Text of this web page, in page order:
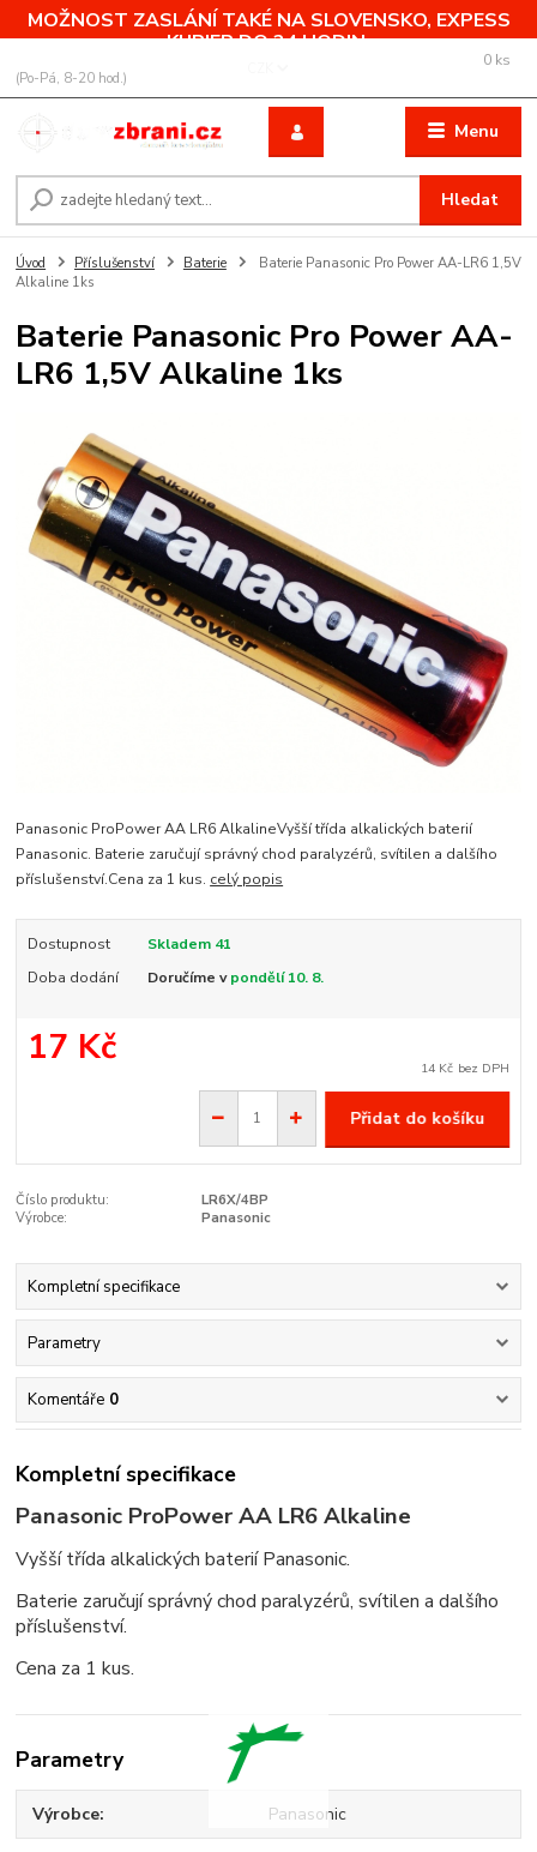
MOŽNOST ZASLÁNÍ TAKÉ NA SLOVENSKO, EXPESS
KURIER DO 24 HODIN.
Menu
Hledat
(Po-Pá, 8-20 hod.)
0 ks
Úvod Příslušenství Baterie
Baterie Panasonic Pro Power AA-LR6 1,5V
Alkaline 1ks
Baterie Panasonic Pro Power AA-
LR6 1,5V Alkaline 1ks
Panasonic ProPower AA LR6 AlkalineVyšší třída alkalických baterií
Panasonic. Baterie zaručují správný chod paralyzérů, svítilen a dalšího
příslušenství.Cena za 1 kus. celý popis
Dostupnost
Skladem 41
Doba dodání
Doručíme vpondělí 10. 8.
17 Kč 14 Kč bez DPH
Přidat do košíku
Číslo produktu:
LR6X/4BP
Výrobce:
Panasonic
Kompletní specifikace
Parametry
Komentáře 0
Kompletní specifikace
Panasonic ProPower AA LR6 Alkaline
Vyšší třída alkalických baterií Panasonic.
Baterie zaručují správný chod paralyzérů, svítilen a dalšího
příslušenství.
Cena za 1 kus.
Parametry
Výrobce Panasonic